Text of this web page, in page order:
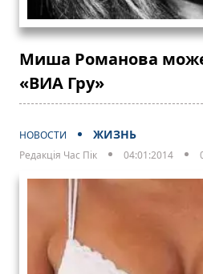
Миша Романова
«ВИА Гру»
НОВОСТИ ЖИЗНЬ
Редакція Час Пік 04:01:2014